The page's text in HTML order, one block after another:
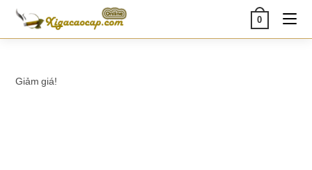
Skip
content
0
Giảm giá!